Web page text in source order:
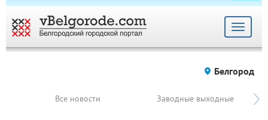
Toggle
Белгород
Все новости Заводные выходные